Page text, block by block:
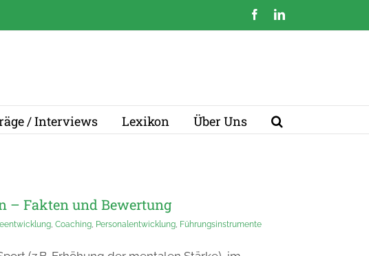
FacebookLinkedIn
/ Interviews Lexikon Über Uns
– Fakten und Bewertung
, Coaching, Personalentwicklung, Führungsinstrumente